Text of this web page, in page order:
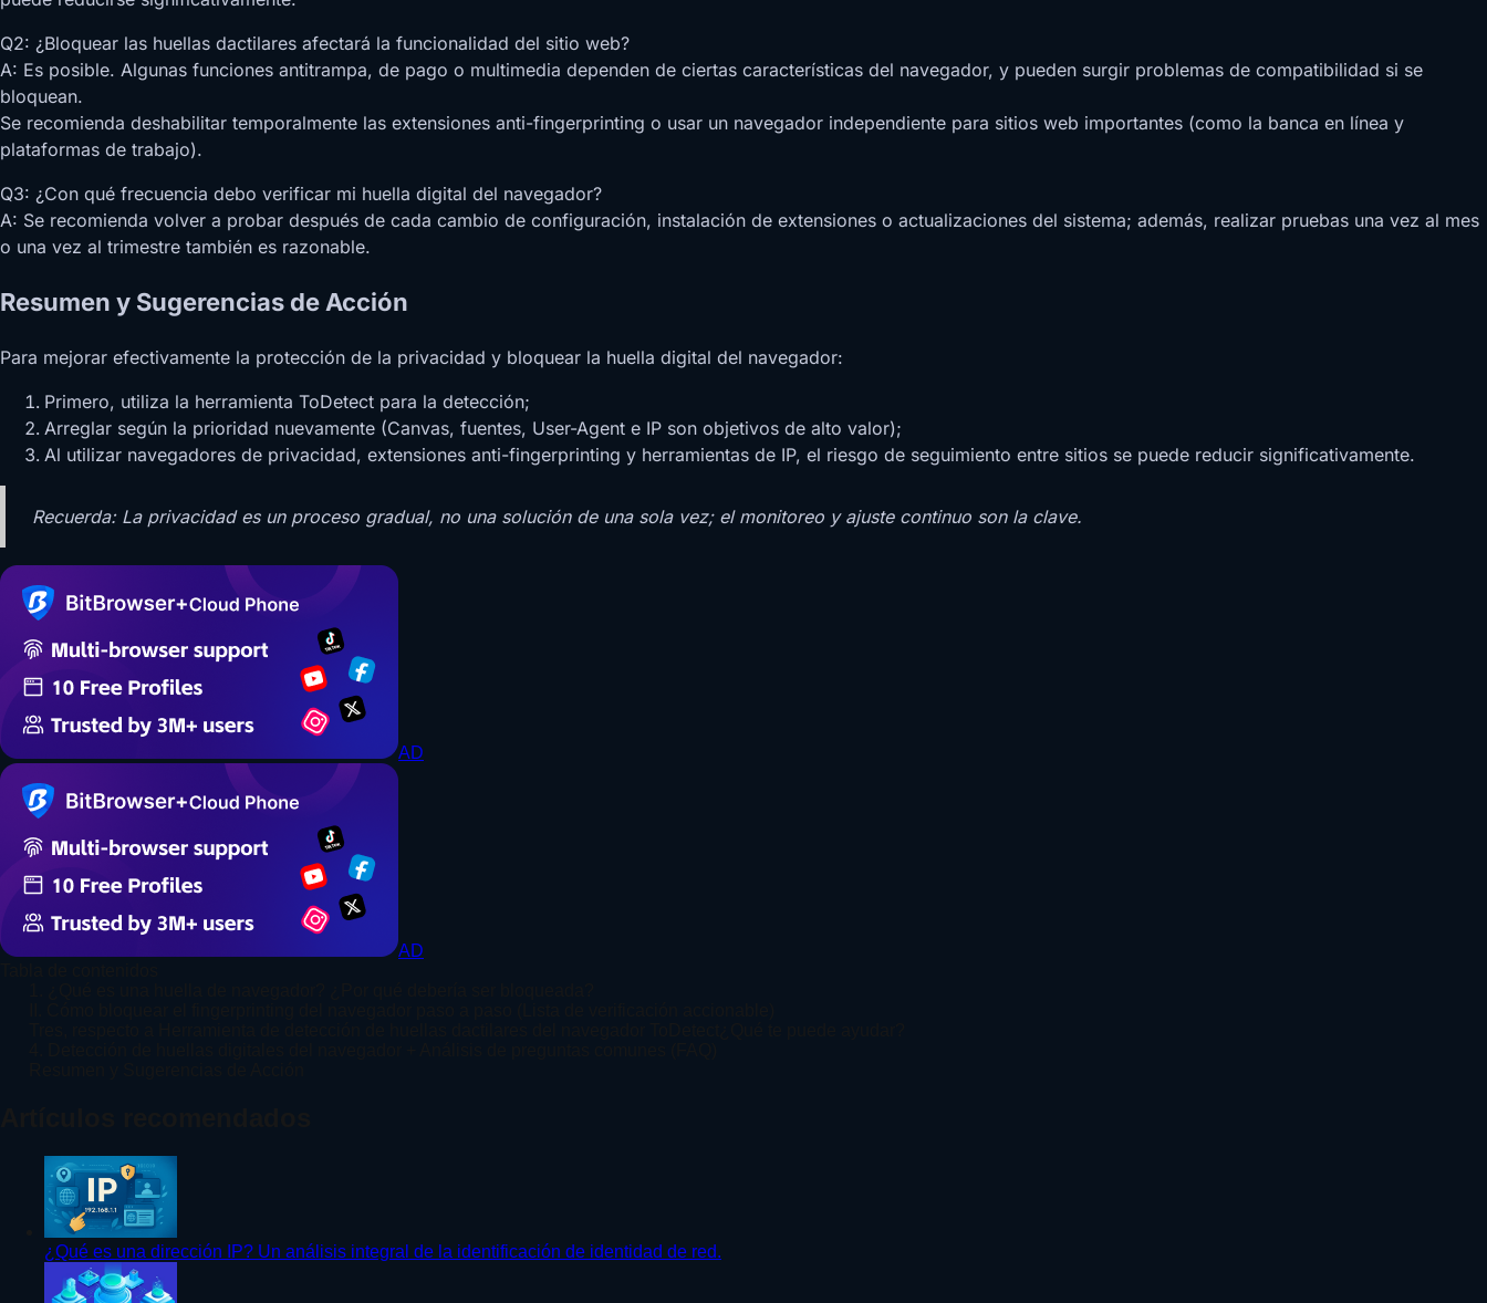
Q2: ¿Bloquear las huellas dactilares afectará la funcionalidad del sitio web?
A: Es posible. Algunas funciones antitrampa, de pago o multimedia dependen de ciertas características del navegador, y pueden surgir problemas de compatibilidad si se
bloquean.
Se recomienda deshabilitar temporalmente las extensiones anti-fingerprinting o usar un navegador independiente para sitios web importantes (como la banca en línea y
plataformas de trabajo).
Q3: ¿Con qué frecuencia debo verificar mi huella digital del navegador?
A: Se recomienda volver a probar después de cada cambio de configuración, instalación de extensiones o actualizaciones del sistema; además, realizar pruebas una vez al mes
o una vez al trimestre también es razonable.
Resumen y Sugerencias de Acción
Para mejorar efectivamente la protección de la privacidad y bloquear la huella digital del navegador:
Primero, utiliza la herramienta ToDetect para la detección;
Arreglar según la prioridad nuevamente (Canvas, fuentes, User-Agent e IP son objetivos de alto valor);
Al utilizar navegadores de privacidad, extensiones anti-fingerprinting y herramientas de IP, el riesgo de seguimiento entre sitios se puede reducir significativamente.
Recuerda: La privacidad es un proceso gradual, no una solución de una sola vez; el monitoreo y ajuste continuo son la clave.
AD
AD
¿Qué es una dirección IP? Un análisis integral de la identificación de identidad de red.